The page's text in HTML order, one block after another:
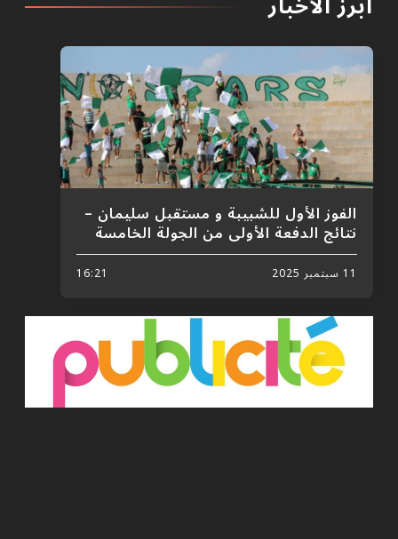
الفوز الأول للشبيبة و مستقبل سليمان –
نتائج الدفعة الأولى من الجولة الخامسة
11 سبتمبر 2025 16:21